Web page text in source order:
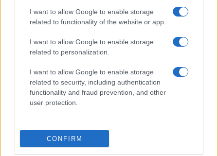
I want to allow Google to enable storage
related to functionality of the website or app.
I want to allow Google to enable storage
related to personalization.
I want to allow Google to enable storage
related to security, including authentication
functionality and fraud prevention, and other
user protection.
CONFIRM